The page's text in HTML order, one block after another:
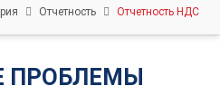
Отчетность Отчетность НДС
ПРОБЛЕМЫ